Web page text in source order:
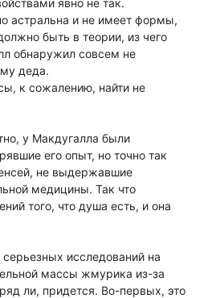
явно не так.
астральна и не имеет формы,
быть в теории, из чего
обнаружил совсем не
деда.
к сожалению, найти не
у Макдугалла были
его опыт, но точно так
не выдержавшие
медицины. Так что
того, что душа есть, и она
исследований на
массы жмурика из-за
ли, придется. Во-первых, это